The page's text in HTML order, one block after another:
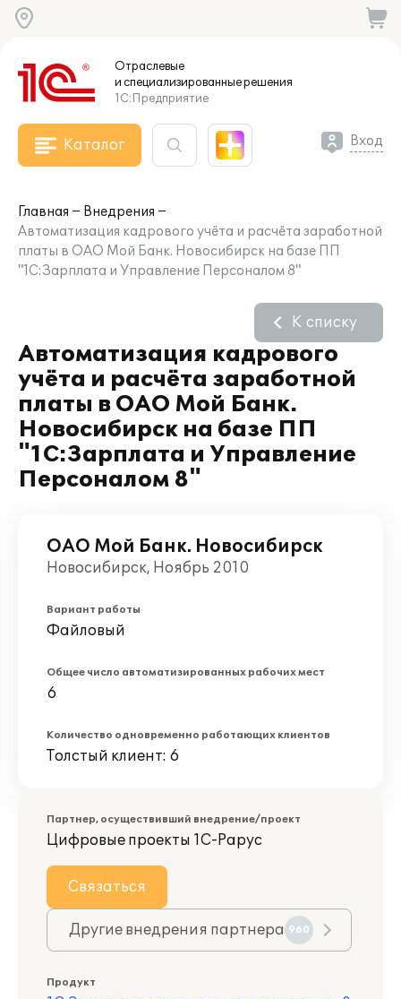
Отраслевые
и специализированныерешения
1С:Предприятие
Каталог Вход
Главная
Внедрения
Автоматизация кадрового учёта и расчёта заработной
платы в ОАО Мой Банк. Новосибирск на базе ПП
"1С:Зарплата и Управление Персоналом 8"
Автоматизация кадрового
учёта и расчёта заработной
платы в ОАО Мой Банк.
Новосибирск на базе ПП
"1С:Зарплата и Управление
Персоналом 8"
К списку
ОАО Мой Банк. Новосибирск
Новосибирск, Ноябрь 2010
Вариант работы
Файловый
Общее число автоматизированных рабочих мест
6
Количество одновременно работающих клиентов
Толстый клиент: 6
Партнер, осуществивший внедрение/проект
Цифровые проекты 1С-Рарус
Связаться
Другие внедрения партнера 960
Продукт